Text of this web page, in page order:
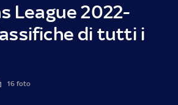
League 2022-
di tutti i
16 foto